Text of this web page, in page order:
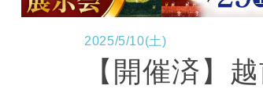
2025/5/10(土)
【開催済】